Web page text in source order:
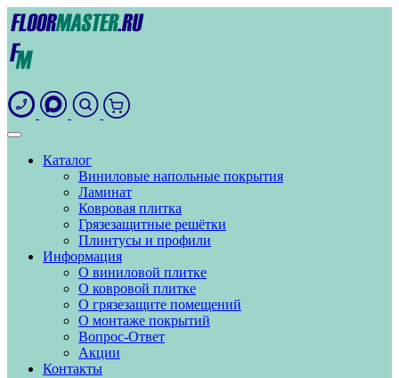
Каталог
Виниловые напольные покрытия
Ламинат
Ковровая плитка
Грязезащитные решётки
Плинтусы и профили
Информация
О виниловой плитке
О ковровой плитке
О грязезащите помещений
О монтаже покрытий
Вопрос-Ответ
Акции
Контакты